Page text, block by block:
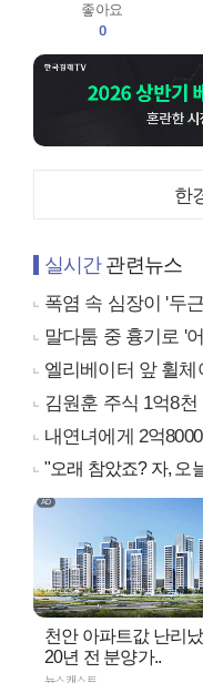
좋아요
0
한
실시간관련뉴스
폭염 속 심장이 '두
말다툼 중 흉기로 '
엘리베이터 앞 휠
김원훈 주식 1억8
내연녀에게 2억
"오래 참았죠? 자, 오
천안 아파트값 난리
20년 전 분양가..